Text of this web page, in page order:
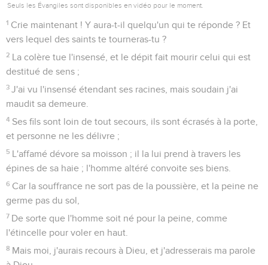
Seuls les Évangiles sont disponibles en vidéo pour le moment.
1 Crie maintenant ! Y aura-t-il quelqu'un qui te réponde ? Et
vers lequel des saints te tourneras-tu ?
2 La colère tue l'insensé, et le dépit fait mourir celui qui est
destitué de sens ;
3 J'ai vu l'insensé étendant ses racines, mais soudain j'ai
maudit sa demeure.
4 Ses fils sont loin de tout secours, ils sont écrasés à la porte,
et personne ne les délivre ;
5 L'affamé dévore sa moisson ; il la lui prend à travers les
épines de sa haie ; l'homme altéré convoite ses biens.
6 Car la souffrance ne sort pas de la poussière, et la peine ne
germe pas du sol,
7 De sorte que l'homme soit né pour la peine, comme
l'étincelle pour voler en haut.
8 Mais moi, j'aurais recours à Dieu, et j'adresserais ma parole